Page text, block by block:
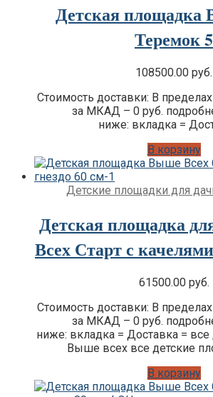
Детская площадка
Теремок 5
108500.00 руб.
Стоимость доставки: В
за МКАД – 0 руб.
ниже: вкладка =
В корзину
Детские площадки для
Детская площадка
Всех Старт с
61500.00 руб.
Стоимость доставки: В
за МКАД – 0 руб.
ниже: вкладка = Доставка =
Выше всех все детские
В корзину